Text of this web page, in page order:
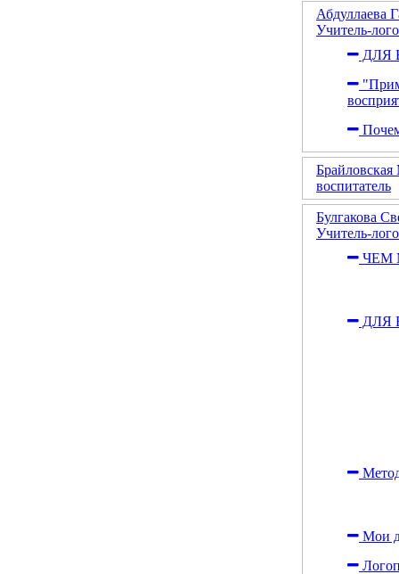
Абдуллаева
Учитель-
ДЛЯ
воспитатель
Булгакова
Учитель-
ЧЕМ
ДЛЯ
Мои